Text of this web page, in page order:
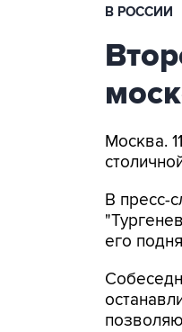
В РОССИИ
Москва.
В пресс-
его